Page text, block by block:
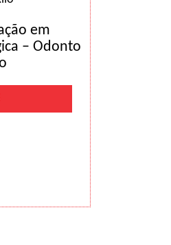
em
– Odonto